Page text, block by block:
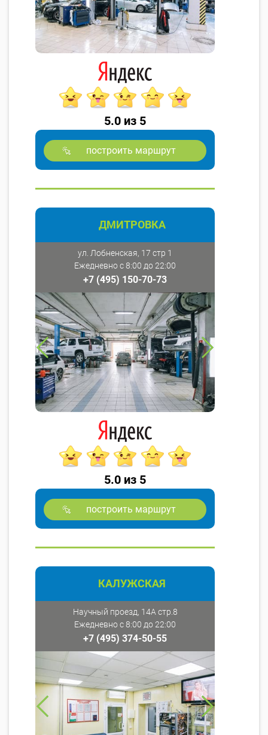
5.0 из 5
построить маршрут
ДМИТРОВКА
ул. Лобненская, 17 стр 1
Ежедневно с 8:00 до 22:00
+7 (495) 150-70-73
5.0 из 5
построить маршрут
КАЛУЖСКАЯ
Научный проезд, 14А стр.8
Ежедневно с 8:00 до 22:00
+7 (495) 374-50-55